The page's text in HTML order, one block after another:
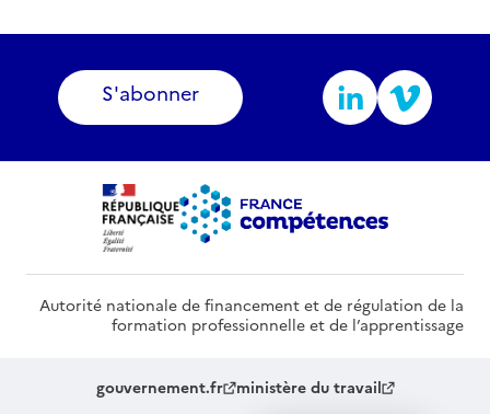
S'abonner
Autorité nationale de financement et de régulation de la
formation professionnelle et de l’apprentissage
gouvernement.fr ministère du travail